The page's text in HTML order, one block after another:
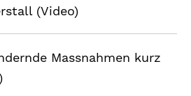
(Video)
Massnahmen kurz